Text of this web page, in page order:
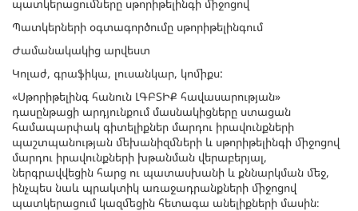
պատկերացումները սթորիթելինգի միջոցով
Պատկերների օգտագործումը սթորիթելինգում
Ժամանակակից արվեստ
Կոլաժ, գրաֆիկա, լուսանկար, կոմիքս:
«Սթորիթելինգ հանուն ԼԳԲՏԻՔ հավասարության»
դասընթացի արդյունքում մասնակիցները ստացան
համապարփակ գիտելիքներ մարդու իրավունքների
պաշտպանության մեխանիզմների և սթորիթելինգի միջոցով
մարդու իրավունքների խթանման վերաբերյալ,
ներգրավվեցին հարց ու պատասխանի և քննարկման մեջ,
ինչպես նաև պրակտիկ առաջադրանքների միջոցով
պատկերացում կազմեցին հետագա անելիքների մասին։